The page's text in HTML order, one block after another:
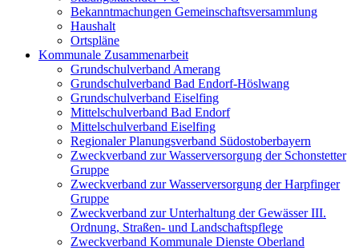
Bekanntmachungen Gemeinschaftsversammlung
Haushalt
Ortspläne
Kommunale Zusammenarbeit
Grundschulverband Amerang
Grundschulverband Bad Endorf-Höslwang
Grundschulverband Eiselfing
Mittelschulverband Bad Endorf
Mittelschulverband Eiselfing
Regionaler Planungsverband Südostoberbayern
Zweckverband zur Wasserversorgung der Schonstetter
Gruppe
Zweckverband zur Wasserversorgung der Harpfinger
Gruppe
Zweckverband zur Unterhaltung der Gewässer III.
Ordnung, Straßen- und Landschaftspflege
Zweckverband Kommunale Dienste Oberland